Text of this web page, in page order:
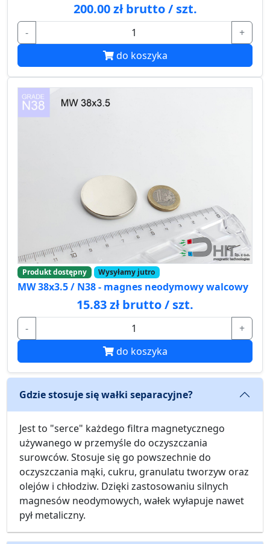
200.00 zł brutto / szt.
-
+
do koszyka
Produkt dostępny Wysyłamy jutro
MW 38x3.5 / N38 - magnes neodymowy walcowy
15.83 zł brutto / szt.
-
+
do koszyka
Gdzie stosuje się wałki separacyjne?
Jest to "serce" każdego filtra magnetycznego
używanego w przemyśle do oczyszczania
surowców. Stosuje się go powszechnie do
oczyszczania mąki, cukru, granulatu tworzyw oraz
olejów i chłodziw. Dzięki zastosowaniu silnych
magnesów neodymowych, wałek wyłapuje nawet
pył metaliczny.